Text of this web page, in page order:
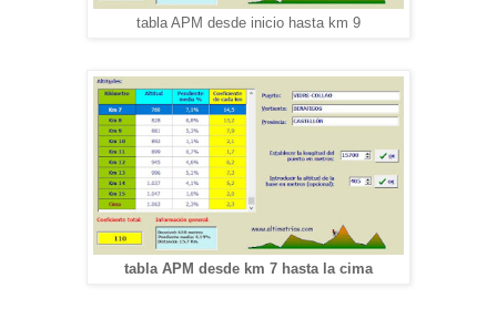
tabla APM desde inicio hasta km 9
tabla APM desde km 7 hasta la cima